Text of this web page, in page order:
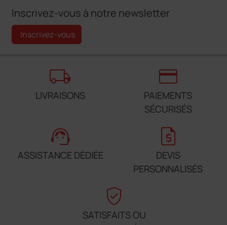
Inscrivez-vous à notre newsletter
Inscrivez-vous
local_shipping
LIVRAISONS
credit_card
PAIEMENTS
SÉCURISÉS
support_agent
ASSISTANCE DÉDIÉE
request_quote
DEVIS
PERSONNALISÉS
verified_user
SATISFAITS OU